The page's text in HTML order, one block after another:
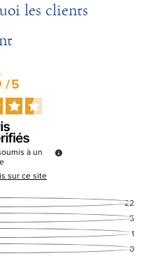
les clients
/5
à un
sur ce site
22
5
1
0